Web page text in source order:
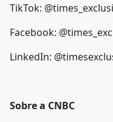
TikTok:
Facebook:
LinkedIn:
Sobre a CNBC